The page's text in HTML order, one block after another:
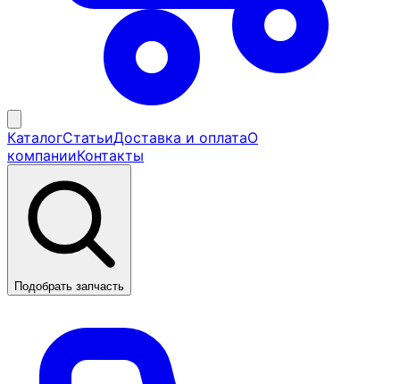
КаталогСтатьиДоставка и оплатаО
компанииКонтакты
Подобрать запчасть